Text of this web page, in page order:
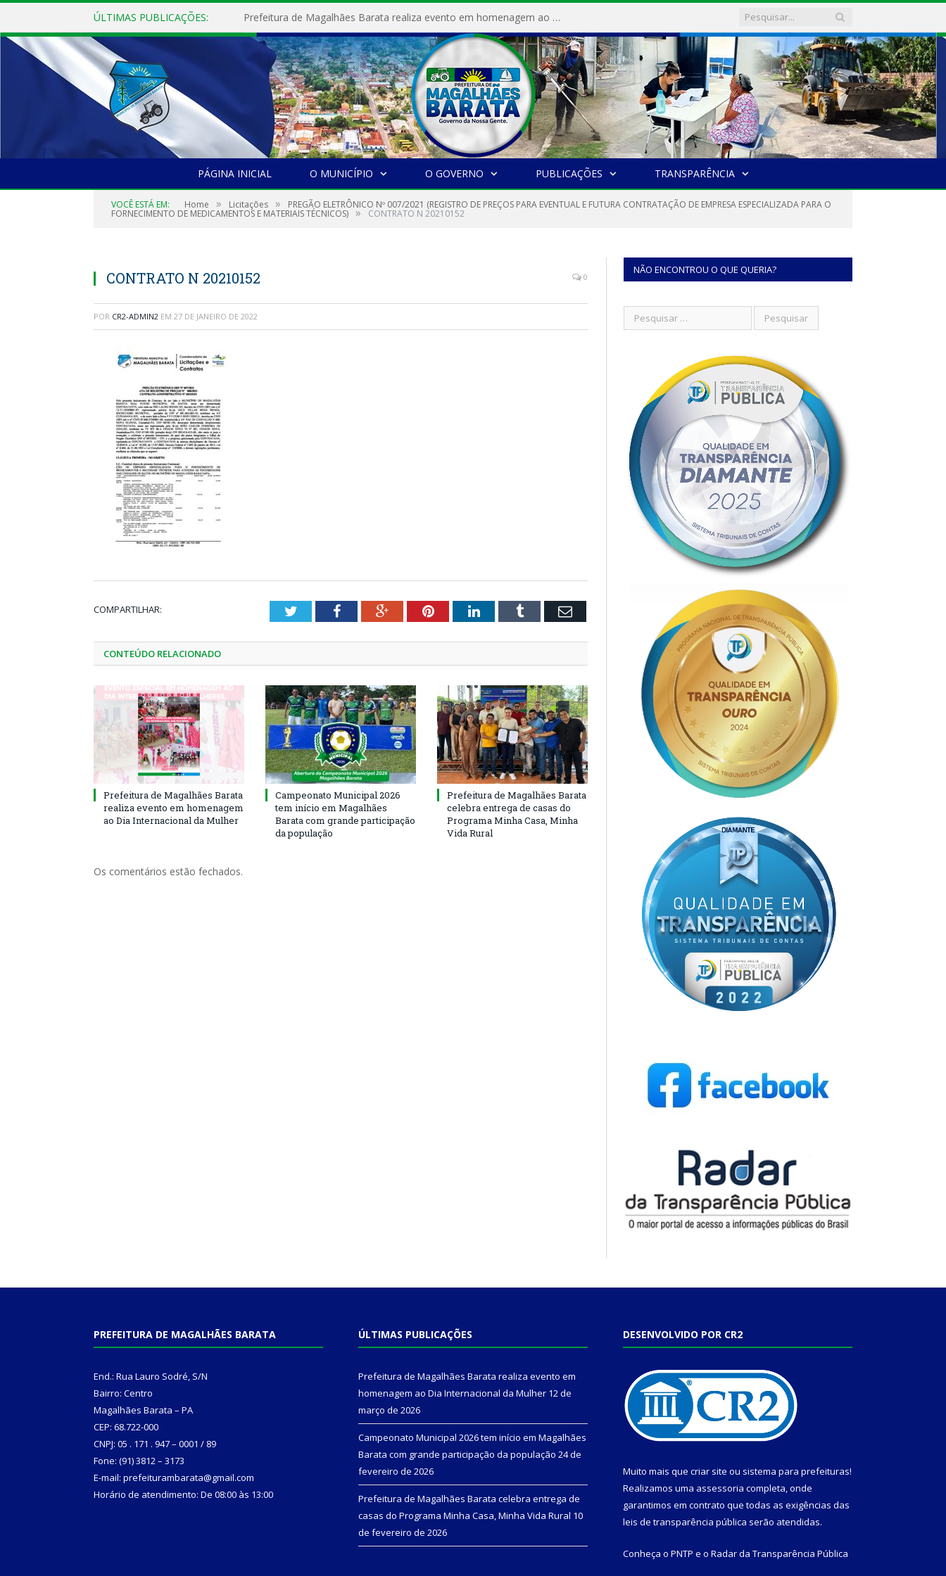
ÚLTIMAS PUBLICAÇÕES: Prefeitura de Magalhães Barata realiza evento em homenagem ao Dia Internacional da Mulher
PÁGINA INICIAL O MUNICÍPIO O GOVERNO PUBLICAÇÕES TRANSPARÊNCIA
VOCÊ ESTÁ EM: Home » Licitações » PREGÃO ELETRÔNICO Nº 007/2021 (REGISTRO DE PREÇOS PARA EVENTUAL E FUTURA CONTRATAÇÃO DE EMPRESA ESPECIALIZADA PARA O
FORNECIMENTO DE MEDICAMENTOS E MATERIAIS TÉCNICOS) » CONTRATO N 20210152
CONTRATO N 20210152 0
POR CR2-ADMIN2 EM 27 DE JANEIRO DE 2022
COMPARTILHAR: TwitterFacebookGoogle+PinterestLinkedInTumblr Email
CONTEÚDO RELACIONADO
Prefeitura de Magalhães Barata
realiza evento em homenagem
ao Dia Internacional da Mulher
Campeonato Municipal 2026
tem início em Magalhães
Barata com grande participação
da população
Prefeitura de Magalhães Barata
celebra entrega de casas do
Programa Minha Casa, Minha
Vida Rural
Os comentários estão fechados.
NÃO ENCONTROU O QUE QUERIA?
PREFEITURA DE MAGALHÃES BARATA
End.: Rua Lauro Sodré, S/N
Bairro: Centro
Magalhães Barata – PA
CEP: 68.722-000
CNPJ: 05 . 171 . 947 – 0001 / 89
Fone: (91) 3812 – 3173
E-mail: prefeiturambarata@gmail.com
Horário de atendimento: De 08:00 às 13:00
ÚLTIMAS PUBLICAÇÕES
Prefeitura de Magalhães Barata realiza evento em
homenagem ao Dia Internacional da Mulher 12 de
março de 2026
Campeonato Municipal 2026 tem início em Magalhães
Barata com grande participação da população 24 de
fevereiro de 2026
Prefeitura de Magalhães Barata celebra entrega de
casas do Programa Minha Casa, Minha Vida Rural 10
de fevereiro de 2026
DESENVOLVIDO POR CR2
Muito mais que criar site ou sistema para prefeituras!
Realizamos uma assessoria completa, onde
garantimos em contrato que todas as exigências das
leis de transparência pública serão atendidas.
Conheça o PNTP e o Radar da Transparência Pública